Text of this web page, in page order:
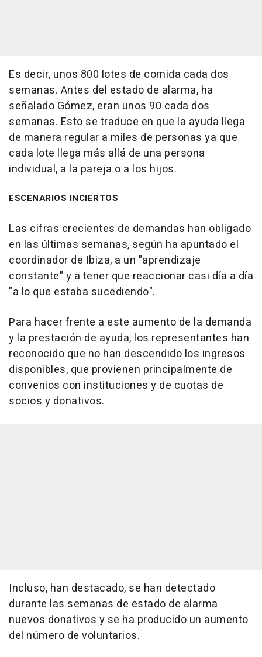
Es decir, unos 800 lotes de comida cada dos
semanas. Antes del estado de alarma, ha
señalado Gómez, eran unos 90 cada dos
semanas. Esto se traduce en que la ayuda llega
de manera regular a miles de personas ya que
cada lote llega más allá de una persona
individual, a la pareja o a los hijos.
ESCENARIOS INCIERTOS
Las cifras crecientes de demandas han obligado
en las últimas semanas, según ha apuntado el
coordinador de Ibiza, a un "aprendizaje
constante" y a tener que reaccionar casi día a día
"a lo que estaba sucediendo".
Para hacer frente a este aumento de la demanda
y la prestación de ayuda, los representantes han
reconocido que no han descendido los ingresos
disponibles, que provienen principalmente de
convenios con instituciones y de cuotas de
socios y donativos.
Incluso, han destacado, se han detectado
durante las semanas de estado de alarma
nuevos donativos y se ha producido un aumento
del número de voluntarios.